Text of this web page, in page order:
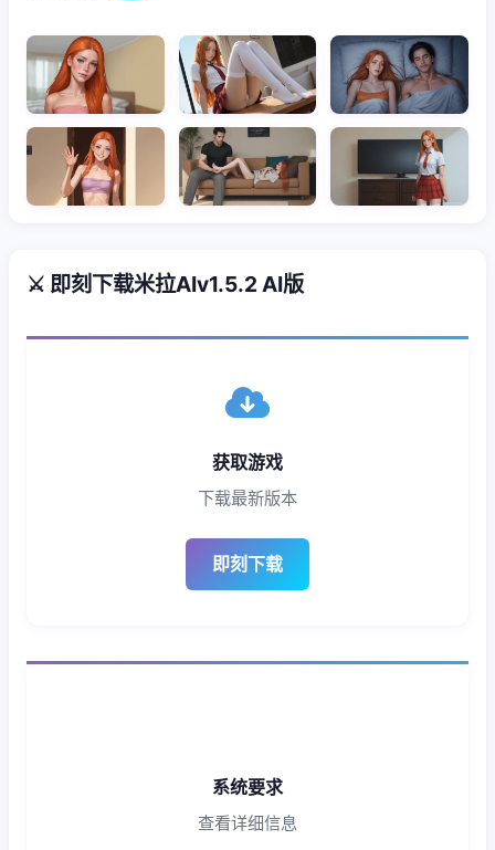
⚔️ 即刻下载米拉AIv1.5.2 AI版
获取游戏
下载最新版本
即刻下载
系统要求
查看详细信息